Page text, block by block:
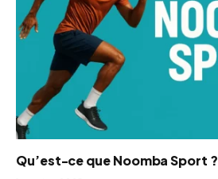
Qu’est-ce que Noomba Sport ?